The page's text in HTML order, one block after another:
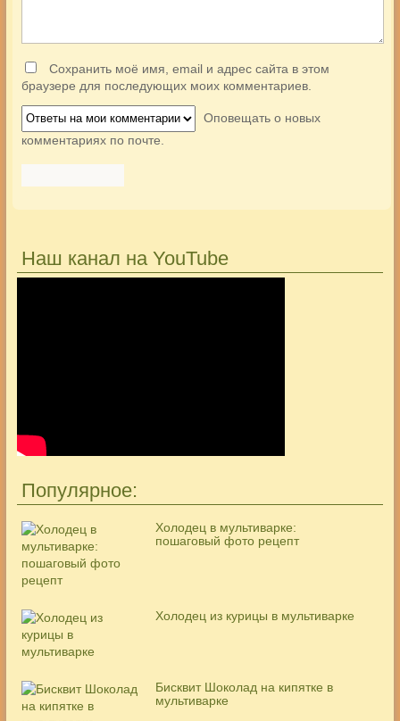
Сохранить моё имя, email и адрес сайта в этом
браузере для последующих моих комментариев.
Оповещать о новых
комментариях по почте.
Наш канал на YouTube
Популярное:
Холодец в мультиварке:
пошаговый фото рецепт
Холодец из курицы в мультиварке
Бисквит Шоколад на кипятке в
мультиварке